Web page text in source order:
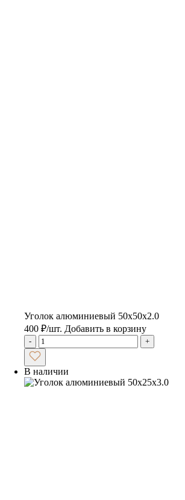
Уголок алюминиевый 50х50х2.0
400 ₽/шт. Добавить в корзину
- +
В наличии